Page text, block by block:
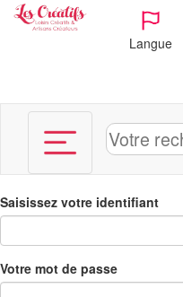
Langue
Saisissez votre identifiant
Votre mot de passe
Panneau de gestion des cookies